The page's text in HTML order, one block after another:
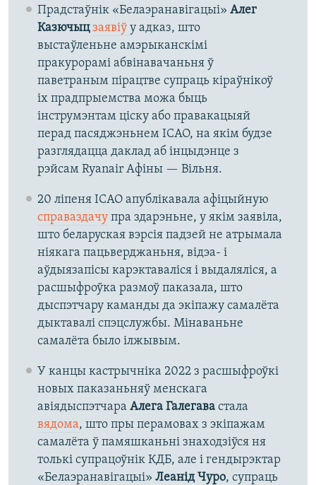
Прадстаўнік «Белаэранавігацыі» Алег
Казючыцзаявіў у адказ, што
выстаўленьне амэрыканскімі
пракурорамі абвінавачаньня ў
паветраным пірацтве супраць кіраўнікоў
іх прадпрыемства можа быць
інструмэнтам ціску або правакацыяй
перад пасяджэньнем ICAO, на якім будзе
разглядацца даклад аб інцыдэнце з
рэйсам Ryanair Афіны — Вільня.
20 ліпеня ICAO апублікавала афіцыйную
справаздачупра здарэньне, у якім заявіла,
што беларуская вэрсія падзей не атрымала
ніякага пацьверджаньня, відэа- і
аўдыязапісы карэктаваліся і выдаляліся, а
расшыфроўка размоў паказала, што
дыспэтчару каманды да экіпажу самалёта
дыктавалі спэцслужбы. Мінаваньне
самалёта было ілжывым.
У канцы кастрычніка 2022 з расшыфроўкі
новых паказаньняў менскага
авіядыспэтчара Алега Галегавастала
вядома, што пры перамовах з экіпажам
самалёта ў памяшканьні знаходзіўся ня
толькі супрацоўнік КДБ, але і гендырэктар
«Белаэранавігацыі» Леанід Чуро, супраць